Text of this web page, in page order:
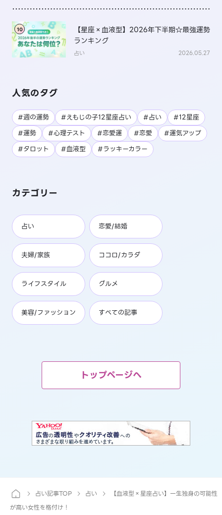
10
【星座×血液型】2026年下半期☆最強運勢
ランキング
占い 2026.05.27
人気のタグ
#週の運勢 #えもじの子12星座占い #占い
#12星座
#運勢
#心理テスト #恋愛運 #恋愛
#運気アップ
#タロット
#血液型 #ラッキーカラー
カテゴリー
占い 恋愛/結婚
夫婦/家族 ココロ/カラダ
ライフスタイル グルメ
美容/ファッション すべての記事
トップページへ
占い記事TOP 占い
【血液型×星座占い】一生独身の可能性
が高い女性を格付け！